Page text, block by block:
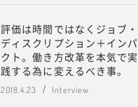
評価は時間ではなくジョブ・
ディスクリプション＋インパ
クト。働き方改革を本気で実
践する為に変えるべき事。
2018.4.23 Interview